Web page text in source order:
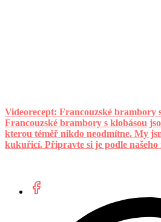
Videorecept: Francouzské brambory
Francouzské brambory s klobásou
kterou téměř nikdo neodmítne. My
kukuřicí. Připravte si je podle našeho